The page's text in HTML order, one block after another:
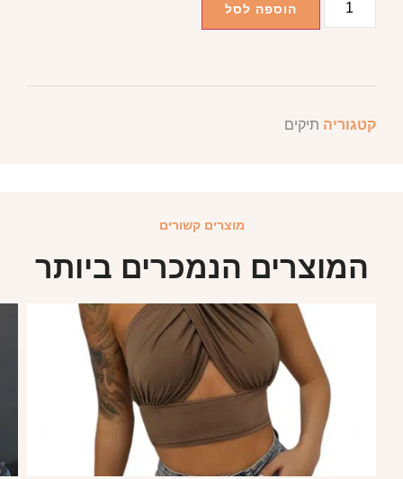
הוספה לסל
קטגוריה תיקים
מוצרים קשורים
המוצרים הנמכרים ביותר